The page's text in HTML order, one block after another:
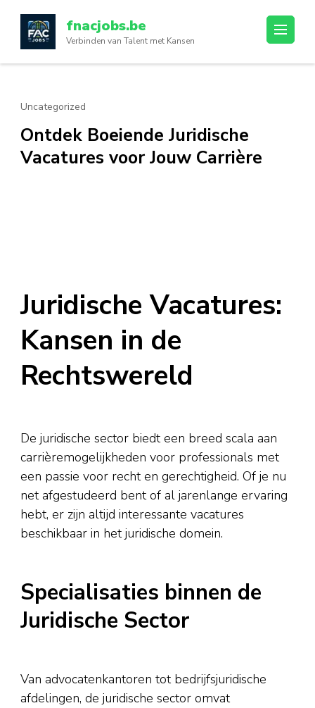
inhoud
(druk
enter)
fnacjobs.be
Verbinden van Talent met Kansen
Uncategorized
Ontdek Boeiende Juridische
Vacatures voor Jouw Carrière
Juridische Vacatures:
Kansen in de
Rechtswereld
De juridische sector biedt een breed scala aan
carrièremogelijkheden voor professionals met
een passie voor recht en gerechtigheid. Of je nu
net afgestudeerd bent of al jarenlange ervaring
hebt, er zijn altijd interessante vacatures
beschikbaar in het juridische domein.
Specialisaties binnen de
Juridische Sector
Van advocatenkantoren tot bedrijfsjuridische
afdelingen, de juridische sector omvat